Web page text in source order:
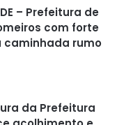
– Prefeitura de
com forte
caminhada rumo
da Prefeitura